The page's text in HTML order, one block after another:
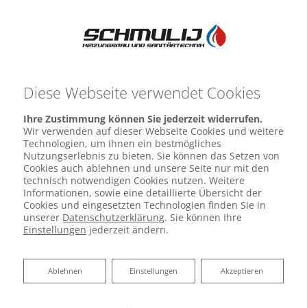
Anspruchsvolle Anlagen –
ein Spezialist
Diese Webseite verwendet Cookies
Ihre Zustimmung können Sie jederzeit widerrufen.
Wir verwenden auf dieser Webseite Cookies und weitere
Technologien, um Ihnen ein bestmögliches
Nutzungserlebnis zu bieten. Sie können das Setzen von
Cookies auch ablehnen und unsere Seite nur mit den
technisch notwendigen Cookies nutzen. Weitere
Informationen, sowie eine detaillierte Übersicht der
Cookies und eingesetzten Technologien finden Sie in
unserer Datenschutzerklärung. Sie können Ihre
Einstellungen jederzeit ändern.
Akzeptieren
Einstellungen
Ablehnen
Ablehnen